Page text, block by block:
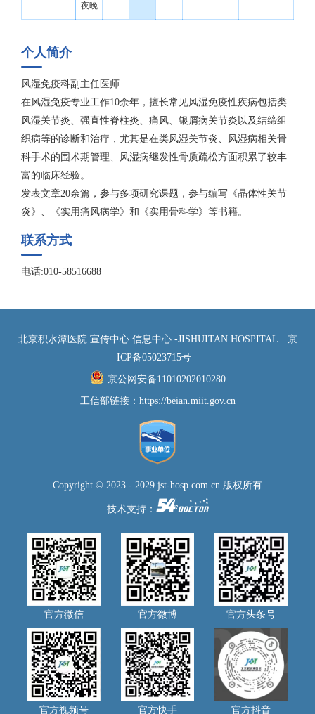
夜晚
个人简介
风湿免疫科副主任医师
在风湿免疫专业工作10余年，擅长常见风湿免疫性疾病包括类
风湿关节炎、强直性脊柱炎、痛风、银屑病关节炎以及结缔组
织病等的诊断和治疗，尤其是在类风湿关节炎、风湿病相关骨
科手术的围术期管理、风湿病继发性骨质疏松方面积累了较丰
富的临床经验。
发表文章20余篇，参与多项研究课题，参与编写《晶体性关节
炎》、《实用痛风病学》和《实用骨科学》等书籍。
联系方式
电话:010-58516688
北京积水潭医院 宣传中心 信息中心 -JISHUITAN HOSPITAL
京
ICP备05023715号
京公网安备11010202010280
工信部链接： https://beian.miit.gov.cn
Copyright © 2023 - 2029 jst-hosp.com.cn 版权所有
技术支持：
官方微信 官方微博 官方头条号
官方视频号 官方快手 官方抖音